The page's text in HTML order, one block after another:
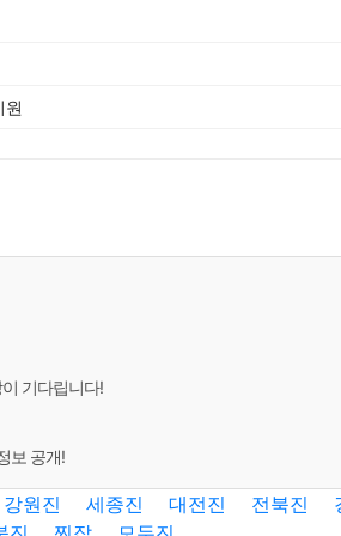
원
기다립니다!
보 공개!
강원진 세종진 대전진 전북진